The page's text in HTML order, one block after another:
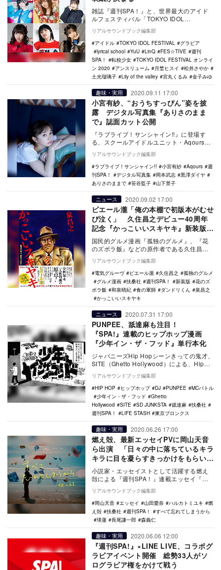
雑誌『週刊SPA！』と、世界最大のアイド
ルフェスティバル「TOKYO IDOL
FESTIVAL オンライン 2020」のコラボ…
リアルサウンドブック編集部
アイドル
TOKYO IDOL FESTIVAL
グラビア
lyrical school
YuU LinQ FES☆TIVE
週刊
SPA！
転校少女
TOKYO IDOL FESTIVAL オンライ
ン 2020
アンスリューム 月埜ヒスイ
松井さやか
土光瑠璃子
Lily of the valley 宮丸くるみ 金子みゆ
趣味・実用 2020.09.11 17:00
小宮有紗、“おうちすっぴん”姿を披
露 デジタル写真集『ありさのまま
で』誌面カット公開
『ラブライブ！サンシャイン!!』に登場す
る、スクールアイドルユニット・Aqoursの
メンバー・黒澤ダイヤ役で人気を博した小
宮有紗…
リアルサウンドブック編集部
ラブライブ！サンシャイン!!
小宮有紗 Aqours
週
刊SPA！
デジタル写真集 岡本武志
黒澤ダイヤ
ありさのままで
笹谷監子 山下景子
ニュース 2020.09.02 17:00
ピエール瀧「俺の本棚で初版本がむせ
び泣く」 久住昌之デビュー40周年
記念『かっこいいスキヤキ』新装版誕
生
国民的グルメ漫画『孤独のグルメ』、『花
のズボラ飯』などの原作者である久住昌
之。デビュー40周年の記念企画として、作
画・和泉晴紀（…
リアルサウンドブック編集部
電気グルーヴ
ピエール瀧 久住昌之
孤独のグルメ
グルメ漫画
扶桑社 週刊SPA！ 新装版
花のズ
ボラ飯
和泉晴紀 食の軍師 ダンドリくん
泉昌之
かっこいいスキヤキ
ニュース 2020.07.31 17:00
PUNPEE、舐達麻も注目！
『SPA!』連載のヒップホップ漫画
『少年イン・ザ・フッド』単行本化
ジャパニーズHip Hopシーンきっての鬼才、
SITE（Ghetto Hollywood）による、Hip
Hopを取り巻くドキュ…
リアルサウンドブック編集部
HIP HOP
ヒップホップ DJ PUNPEE
MCバトル
少年イン・ザ・フッド
Ghetto
Hollywood
SITE SD JUNKSTA 舐達麻
扶桑社
週刊SPA！
LIFE STASH 東京ブロンクス
趣味・実用 2020.06.26 17:00
燃え殻、最新エッセイPVに岡山天音
ら出演 「日々の中に落ちているキラ
キラに目を凝らすきっかけをもらいま
した」
小説家・エッセイストとして活躍する燃え
殻による『週刊SPA！』連載エッセイ『す
べて忘れてしまうから』が書籍化され、7月
24日に扶…
リアルサウンドブック編集部
岡山天音
エッセイ 山田愛奈 ハルカトミユキ
燃
え殻
扶桑社 週刊SPA！
すべて忘れてしまうから
瑛蓮
長尾謙一郎 森義仁
趣味・実用 2020.06.06 12:00
『週刊SPA!』×LINE LIVE、コラボグ
ラビアイベント開催 総勢33人がソ
ログラビア権をかけて戦う